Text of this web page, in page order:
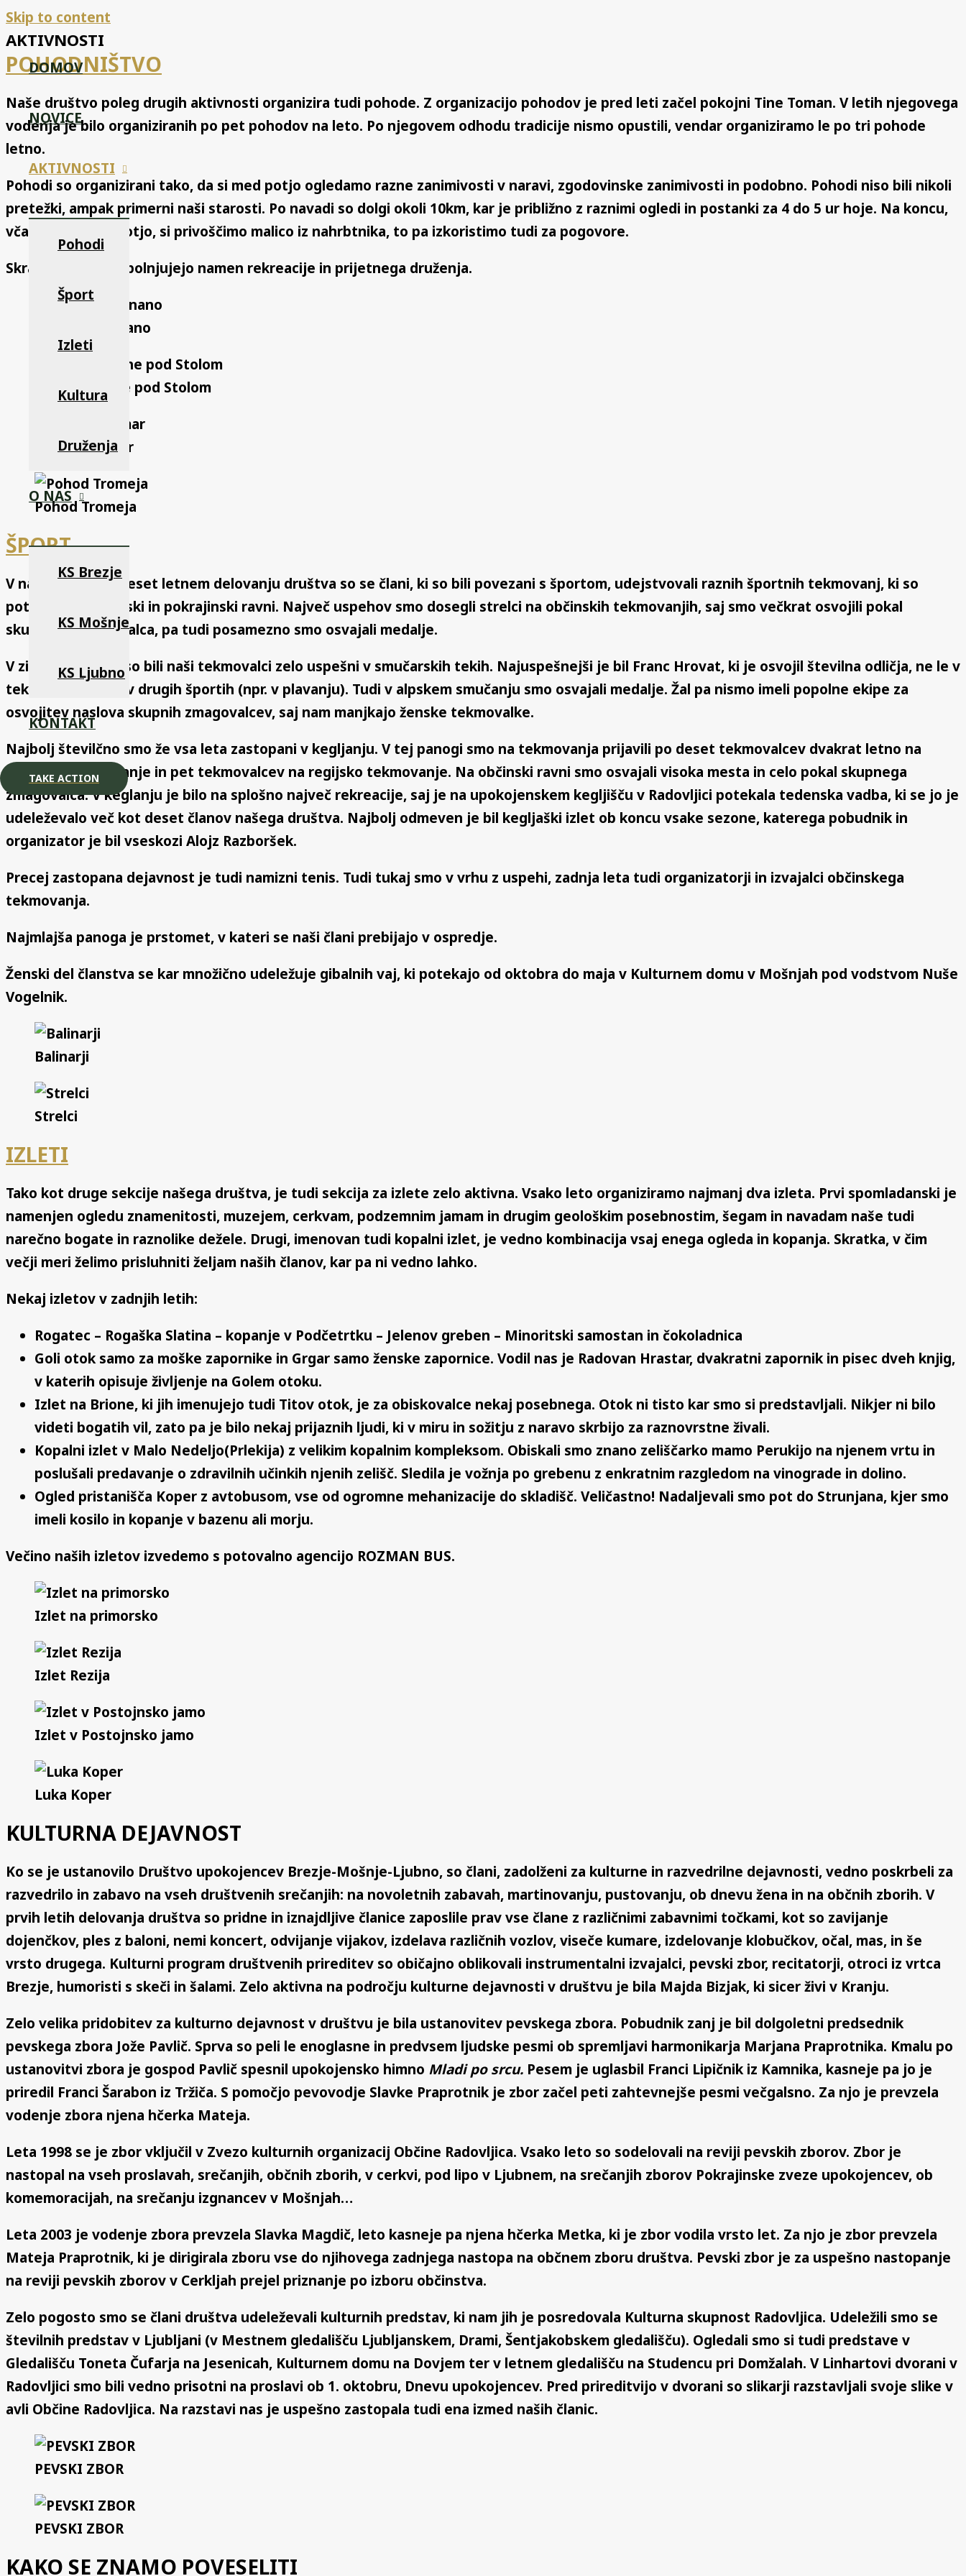
Skip to content
DOMOV
NOVICE
AKTIVNOSTI
Pohodi
Šport
Izleti
Kultura
Druženja
O NAS
KS Brezje
KS Mošnje
KS Ljubno
KONTAKT
TAKE ACTION
AKTIVNOSTI
POHODNIŠTVO
Naše društvo poleg drugih aktivnosti organizira tudi pohode. Z organizacijo pohodov je pred leti začel pokojni Tine Toman. V letih njegovega
vodenja je bilo organiziranih po pet pohodov na leto. Po njegovem odhodu tradicije nismo opustili, vendar organiziramo le po tri pohode
letno.
Pohodi so organizirani tako, da si med potjo ogledamo razne zanimivosti v naravi, zgodovinske zanimivosti in podobno. Pohodi niso bili nikoli
pretežki, ampak primerni naši starosti. Po navadi so dolgi okoli 10km, kar je približno z raznimi ogledi in postanki za 4 do 5 ur hoje. Na koncu,
včasih tudi med potjo, si privoščimo malico iz nahrbtnika, to pa izkoristimo tudi za pogovore.
Skratka, pohodi izpolnjujejo namen rekreacije in prijetnega druženja.
Pohod v neznano
Pohod planine pod Stolom
Pohod v Tamar
Pohod Tromeja
ŠPORT
V našem dvaintrideset letnem delovanju društva so se člani, ki so bili povezani s športom, udejstvovali raznih športnih tekmovanj, ki so
potekala na občinski in pokrajinski ravni. Največ uspehov smo dosegli strelci na občinskih tekmovanjih, saj smo večkrat osvojili pokal
skupnega zmagovalca, pa tudi posamezno smo osvajali medalje.
V zimskih športih so bili naši tekmovalci zelo uspešni v smučarskih tekih. Najuspešnejši je bil Franc Hrovat, ki je osvojil številna odličja, ne le v
tekih, pač pa tudi v drugih športih (npr. v plavanju). Tudi v alpskem smučanju smo osvajali medalje. Žal pa nismo imeli popolne ekipe za
osvojitev naslova skupnih zmagovalcev, saj nam manjkajo ženske tekmovalke.
Najbolj številčno smo že vsa leta zastopani v kegljanju. V tej panogi smo na tekmovanja prijavili po deset tekmovalcev dvakrat letno na
občinsko tekmovanje in pet tekmovalcev na regijsko tekmovanje. Na občinski ravni smo osvajali visoka mesta in celo pokal skupnega
zmagovalca. V keglanju je bilo na splošno največ rekreacije, saj je na upokojenskem kegljišču v Radovljici potekala tedenska vadba, ki se jo je
udeleževalo več kot deset članov našega društva. Najbolj odmeven je bil kegljaški izlet ob koncu vsake sezone, katerega pobudnik in
organizator je bil vseskozi Alojz Razboršek.
Precej zastopana dejavnost je tudi namizni tenis. Tudi tukaj smo v vrhu z uspehi, zadnja leta tudi organizatorji in izvajalci občinskega
tekmovanja.
Najmlajša panoga je prstomet, v kateri se naši člani prebijajo v ospredje.
Ženski del članstva se kar množično udeležuje gibalnih vaj, ki potekajo od oktobra do maja v Kulturnem domu v Mošnjah pod vodstvom Nuše
Vogelnik.
Balinarji
Strelci
IZLETI
Tako kot druge sekcije našega društva, je tudi sekcija za izlete zelo aktivna. Vsako leto organiziramo najmanj dva izleta. Prvi spomladanski je
namenjen ogledu znamenitosti, muzejem, cerkvam, podzemnim jamam in drugim geološkim posebnostim, šegam in navadam naše tudi
narečno bogate in raznolike dežele. Drugi, imenovan tudi kopalni izlet, je vedno kombinacija vsaj enega ogleda in kopanja. Skratka, v čim
večji meri želimo prisluhniti željam naših članov, kar pa ni vedno lahko.
Nekaj izletov v zadnjih letih:
Rogatec – Rogaška Slatina – kopanje v Podčetrtku – Jelenov greben – Minoritski samostan in čokoladnica
Goli otok samo za moške zapornike in Grgar samo ženske zapornice. Vodil nas je Radovan Hrastar, dvakratni zapornik in pisec dveh knjig,
v katerih opisuje življenje na Golem otoku.
Izlet na Brione, ki jih imenujejo tudi Titov otok, je za obiskovalce nekaj posebnega. Otok ni tisto kar smo si predstavljali. Nikjer ni bilo
videti bogatih vil, zato pa je bilo nekaj prijaznih ljudi, ki v miru in sožitju z naravo skrbijo za raznovrstne živali.
Kopalni izlet v Malo Nedeljo(Prlekija) z velikim kopalnim kompleksom. Obiskali smo znano zeliščarko mamo Perukijo na njenem vrtu in
poslušali predavanje o zdravilnih učinkih njenih zelišč. Sledila je vožnja po grebenu z enkratnim razgledom na vinograde in dolino.
Ogled pristanišča Koper z avtobusom, vse od ogromne mehanizacije do skladišč. Veličastno! Nadaljevali smo pot do Strunjana, kjer smo
imeli kosilo in kopanje v bazenu ali morju.
Večino naših izletov izvedemo s potovalno agencijo ROZMAN BUS.
Izlet na primorsko
Izlet Rezija
Izlet v Postojnsko jamo
Luka Koper
KULTURNA DEJAVNOST
Ko se je ustanovilo Društvo upokojencev Brezje-Mošnje-Ljubno, so člani, zadolženi za kulturne in razvedrilne dejavnosti, vedno poskrbeli za
razvedrilo in zabavo na vseh društvenih srečanjih: na novoletnih zabavah, martinovanju, pustovanju, ob dnevu žena in na občnih zborih. V
prvih letih delovanja društva so pridne in iznajdljive članice zaposlile prav vse člane z različnimi zabavnimi točkami, kot so zavijanje
dojenčkov, ples z baloni, nemi koncert, odvijanje vijakov, izdelava različnih vozlov, viseče kumare, izdelovanje klobučkov, očal, mas, in še
vrsto drugega. Kulturni program društvenih prireditev so običajno oblikovali instrumentalni izvajalci, pevski zbor, recitatorji, otroci iz vrtca
Brezje, humoristi s skeči in šalami. Zelo aktivna na področju kulturne dejavnosti v društvu je bila Majda Bizjak, ki sicer živi v Kranju.
Zelo velika pridobitev za kulturno dejavnost v društvu je bila ustanovitev pevskega zbora. Pobudnik zanj je bil dolgoletni predsednik
pevskega zbora Jože Pavlič. Sprva so peli le enoglasne in predvsem ljudske pesmi ob spremljavi harmonikarja Marjana Praprotnika. Kmalu po
ustanovitvi zbora je gospod Pavlič spesnil upokojensko himno Mladi po srcu. Pesem je uglasbil Franci Lipičnik iz Kamnika, kasneje pa jo je
priredil Franci Šarabon iz Tržiča. S pomočjo pevovodje Slavke Praprotnik je zbor začel peti zahtevnejše pesmi večgalsno. Za njo je prevzela
vodenje zbora njena hčerka Mateja.
Leta 1998 se je zbor vključil v Zvezo kulturnih organizacij Občine Radovljica. Vsako leto so sodelovali na reviji pevskih zborov. Zbor je
nastopal na vseh proslavah, srečanjih, občnih zborih, v cerkvi, pod lipo v Ljubnem, na srečanjih zborov Pokrajinske zveze upokojencev, ob
komemoracijah, na srečanju izgnancev v Mošnjah…
Leta 2003 je vodenje zbora prevzela Slavka Magdič, leto kasneje pa njena hčerka Metka, ki je zbor vodila vrsto let. Za njo je zbor prevzela
Mateja Praprotnik, ki je dirigirala zboru vse do njihovega zadnjega nastopa na občnem zboru društva. Pevski zbor je za uspešno nastopanje
na reviji pevskih zborov v Cerkljah prejel priznanje po izboru občinstva.
Zelo pogosto smo se člani društva udeleževali kulturnih predstav, ki nam jih je posredovala Kulturna skupnost Radovljica. Udeležili smo se
številnih predstav v Ljubljani (v Mestnem gledališču Ljubljanskem, Drami, Šentjakobskem gledališču). Ogledali smo si tudi predstave v
Gledališču Toneta Čufarja na Jesenicah, Kulturnem domu na Dovjem ter v letnem gledališču na Studencu pri Domžalah. V Linhartovi dvorani v
Radovljici smo bili vedno prisotni na proslavi ob 1. oktobru, Dnevu upokojencev. Pred prireditvijo v dvorani so slikarji razstavljali svoje slike v
avli Občine Radovljica. Na razstavi nas je uspešno zastopala tudi ena izmed naših članic.
PEVSKI ZBOR
PEVSKI ZBOR
KAKO SE ZNAMO POVESELITI